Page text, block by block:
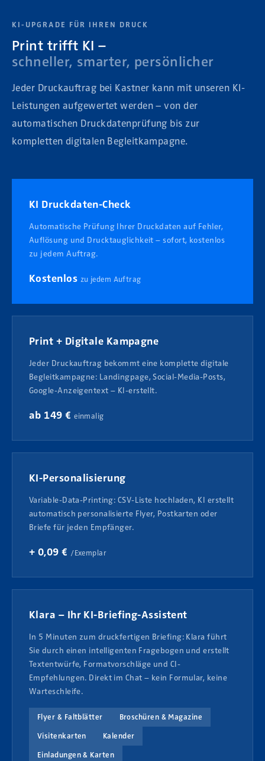
KI-UPGRADE FÜR IHREN DRUCK
Print trifft KI –
schneller, smarter, persönlicher
Jeder Druckauftrag bei Kastner kann mit unseren KI-
Leistungen aufgewertet werden – von der
automatischen Druckdatenprüfung bis zur
kompletten digitalen Begleitkampagne.
KI Druckdaten-Check
Automatische Prüfung Ihrer Druckdaten auf Fehler,
Auflösung und Drucktauglichkeit – sofort, kostenlos
zu jedem Auftrag.
Kostenlos zu jedem Auftrag
Print + Digitale Kampagne
Jeder Druckauftrag bekommt eine komplette digitale
Begleitkampagne: Landingpage, Social-Media-Posts,
Google-Anzeigentext – KI-erstellt.
ab 149 €einmalig
KI-Personalisierung
Variable-Data-Printing: CSV-Liste hochladen, KI erstellt
automatisch personalisierte Flyer, Postkarten oder
Briefe für jeden Empfänger.
+ 0,09 € /Exemplar
Klara – Ihr KI-Briefing-Assistent
In 5 Minuten zum druckfertigen Briefing: Klara führt
Sie durch einen intelligenten Fragebogen und erstellt
Textentwürfe, Formatvorschläge und CI-
Empfehlungen. Direkt im Chat – kein Formular, keine
Warteschleife.
Flyer & Faltblätter
Broschüren & Magazine
Visitenkarten
Kalender
Einladungen & Karten